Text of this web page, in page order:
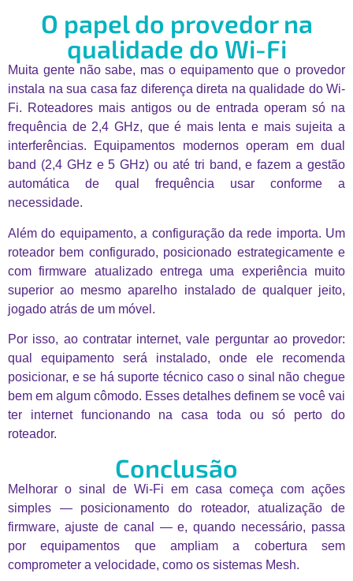
O papel do provedor na
qualidade do Wi-Fi
Muita gente não sabe, mas o equipamento que o provedor
instala na sua casa faz diferença direta na qualidade do Wi-
Fi. Roteadores mais antigos ou de entrada operam só na
frequência de 2,4 GHz, que é mais lenta e mais sujeita a
interferências. Equipamentos modernos operam em dual
band (2,4 GHz e 5 GHz) ou até tri band, e fazem a gestão
automática de qual frequência usar conforme a
necessidade.
Além do equipamento, a configuração da rede importa. Um
roteador bem configurado, posicionado estrategicamente e
com firmware atualizado entrega uma experiência muito
superior ao mesmo aparelho instalado de qualquer jeito,
jogado atrás de um móvel.
Por isso, ao contratar internet, vale perguntar ao provedor:
qual equipamento será instalado, onde ele recomenda
posicionar, e se há suporte técnico caso o sinal não chegue
bem em algum cômodo. Esses detalhes definem se você vai
ter internet funcionando na casa toda ou só perto do
roteador.
Conclusão
Melhorar o sinal de Wi-Fi em casa começa com ações
simples — posicionamento do roteador, atualização de
firmware, ajuste de canal — e, quando necessário, passa
por equipamentos que ampliam a cobertura sem
comprometer a velocidade, como os sistemas Mesh.